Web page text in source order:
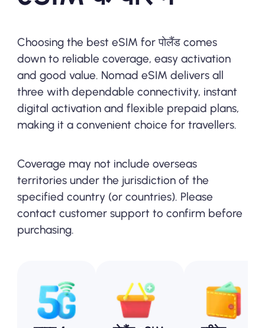
Choosing the best eSIM for पोलैंड comes
down to reliable coverage, easy activation
and good value. Nomad eSIM delivers all
three with dependable connectivity, instant
digital activation and flexible prepaid plans,
making it a convenient choice for travellers.
Coverage may not include overseas
territories under the jurisdiction of the
specified country (or countries). Please
contact customer support to confirm before
purchasing.